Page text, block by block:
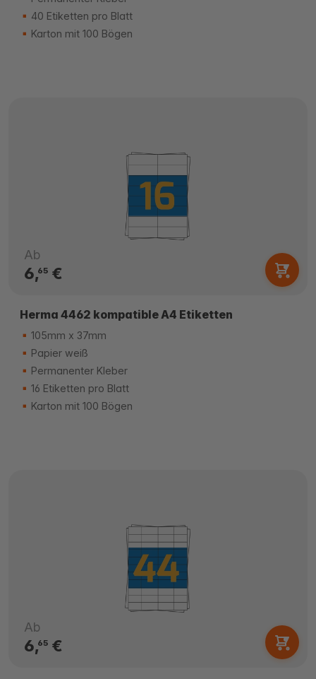
40 Etiketten pro Blatt
Karton mit 100 Bögen
Ab
6,65€
Herma 4462 kompatible A4 Etiketten
105mm x 37mm
Papier weiß
Permanenter Kleber
16 Etiketten pro Blatt
Karton mit 100 Bögen
Ab
6,65€